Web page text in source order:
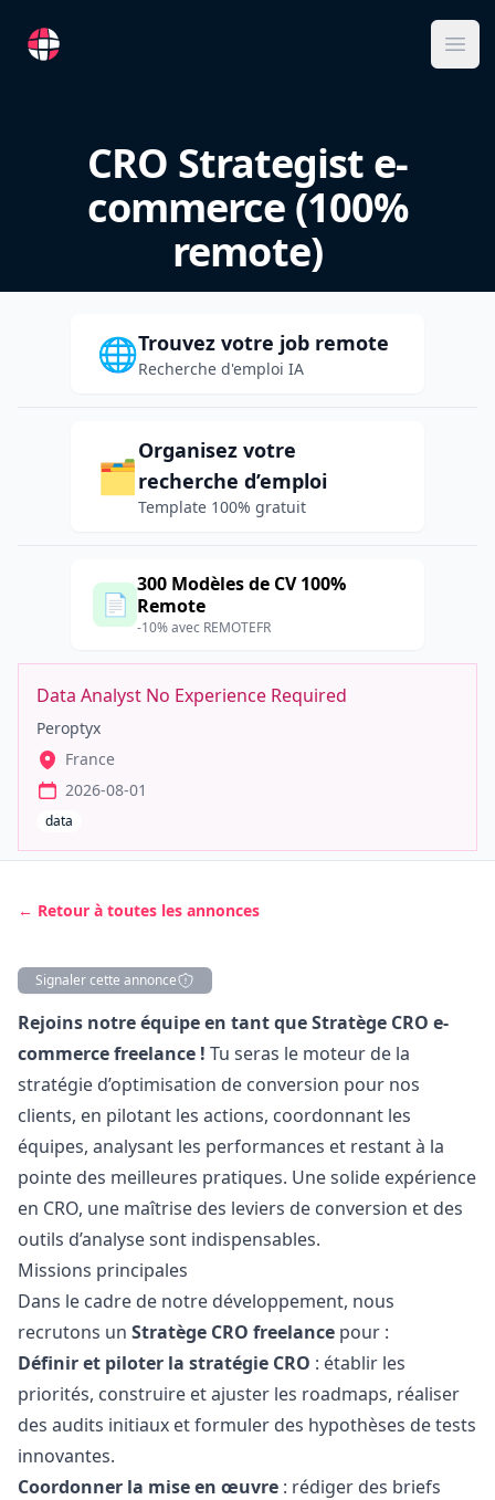
RemoteFR
CRO Strategist e-
commerce (100%
remote)
🌐Trouvez votre job remote
Recherche d'emploi IA
🗂️
Organisez votre
recherche d’emploi
Template 100% gratuit
📄
300 Modèles de CV 100%
Remote
-10% avec REMOTEFR
Data Analyst No Experience Required
Peroptyx
France
2026-08-01
data
← Retour à toutes les annonces
Signaler cette annonce
Description
Rejoins notre équipe en tant que Stratège CRO e-
commerce freelance ! Tu seras le moteur de la
stratégie d’optimisation de conversion pour nos
clients, en pilotant les actions, coordonnant les
équipes, analysant les performances et restant à la
pointe des meilleures pratiques. Une solide expérience
en CRO, une maîtrise des leviers de conversion et des
outils d’analyse sont indispensables.
Missions principales
Dans le cadre de notre développement, nous
recrutons un Stratège CRO freelance pour :
Définir et piloter la stratégie CRO : établir les
priorités, construire et ajuster les roadmaps, réaliser
des audits initiaux et formuler des hypothèses de tests
innovantes.
Coordonner la mise en œuvre : rédiger des briefs